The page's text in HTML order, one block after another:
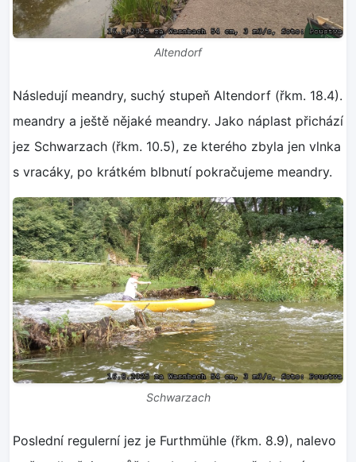
Altendorf
Následují meandry, suchý stupeň Altendorf (řkm. 18.4).
meandry a ještě nějaké meandry. Jako náplast přichází
jez Schwarzach (řkm. 10.5), ze kterého zbyla jen vlnka
s vracáky, po krátkém blbnutí pokračujeme meandry.
Schwarzach
Poslední regulerní jez je Furthmühle (řkm. 8.9), nalevo